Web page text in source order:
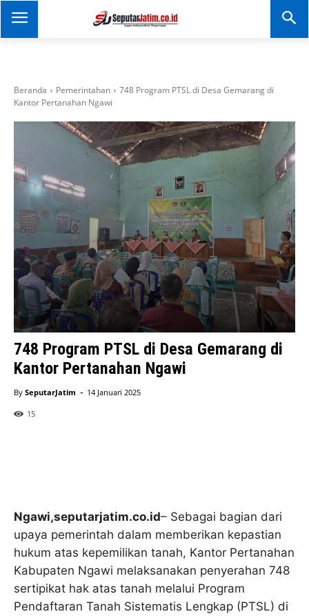
SEPUTAR JATIM
Portal Informasi Dan
Beranda Pemerintahan
748 Program PTSL di Desa Gemarang di
Kantor Pertanahan Ngawi
748 Program PTSL di Desa Gemarang di
Kantor Pertanahan Ngawi
By SeputarJatim - 14 Januari 2025
15
Ngawi,seputarjatim.co.id– Sebagai bagian dari
upaya pemerintah dalam memberikan kepastian
hukum atas kepemilikan tanah, Kantor Pertanahan
Kabupaten Ngawi melaksanakan penyerahan 748
sertipikat hak atas tanah melalui Program
Pendaftaran Tanah Sistematis Lengkap (PTSL) di